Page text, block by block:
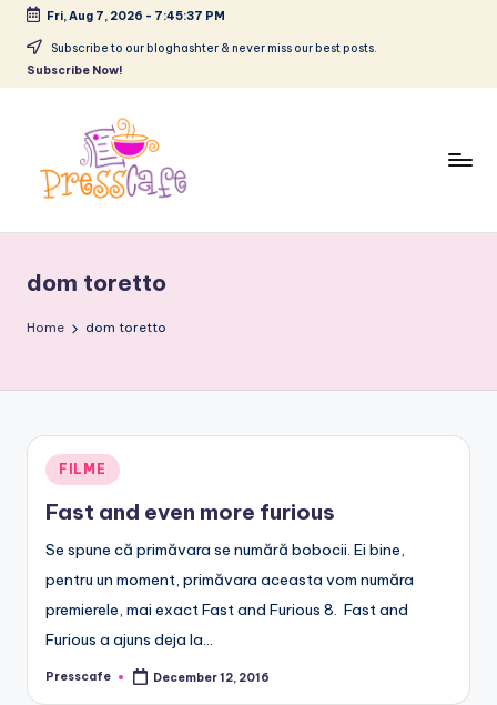
Skip
Fri, Aug 7, 2026 - 7:45:38 PM
Subscribe to our bloghashter & never miss our best posts.
Subscribe Now!
e
s
a
f
e
.
r
o
urbane
dom toretto
Home dom toretto
Posted
FILME
Fast and even more furious
Se spune că primăvara se numără bobocii. Ei bine,
pentru un moment, primăvara aceasta vom număra
premierele, mai exact Fast and Furious 8. Fast and
Furious a ajuns deja la…
Posted
Presscafe December 12, 2016